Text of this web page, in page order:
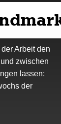
Arbeit den
zwischen
lassen:
der